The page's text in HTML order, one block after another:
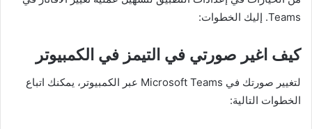
Teams. إليك الخطوات:
كيف اغير صورتي في التيمز في الكمبيوتر
لتغيير صورتك في Microsoft Teams عبر الكمبيوتر، يمكنك اتباع
الخطوات التالية: